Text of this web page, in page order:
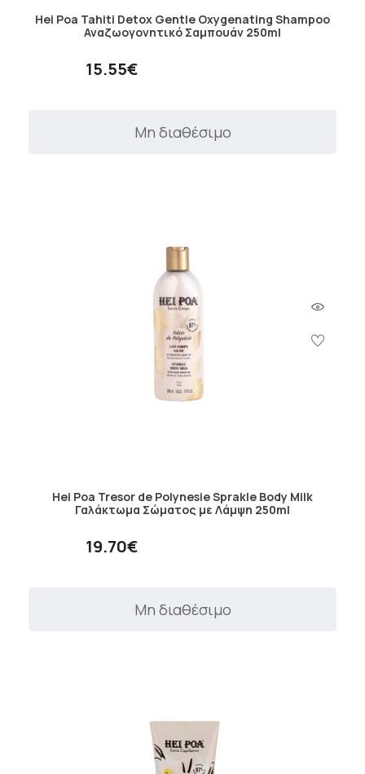
Hei Poa Tahiti Detox Gentle Oxygenating Shampoo
Αναζωογονητικό Σαμπουάν 250ml
15.55€
Μη διαθέσιμο
Hei Poa Tresor de Polynesie Sprakle Body Milk
Γαλάκτωμα Σώματος με Λάμψη 250ml
19.70€
Μη διαθέσιμο